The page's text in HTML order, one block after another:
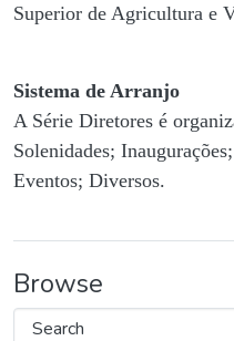
Superior de Agricultura e
Sistema de Arranjo
A Série Diretores é
Solenidades;
Eventos; Diversos.
Browse